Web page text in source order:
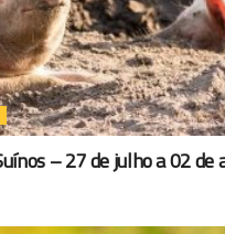
– 27 de julho a 02 de